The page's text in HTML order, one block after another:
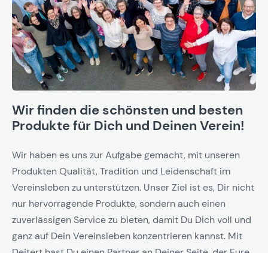
Wir finden die schönsten und besten
Produkte für Dich und Deinen Verein!
Wir haben es uns zur Aufgabe gemacht, mit unseren
Produkten Qualität, Tradition und Leidenschaft im
Vereinsleben zu unterstützen. Unser Ziel ist es, Dir nicht
nur hervorragende Produkte, sondern auch einen
zuverlässigen Service zu bieten, damit Du Dich voll und
ganz auf Dein Vereinsleben konzentrieren kannst. Mit